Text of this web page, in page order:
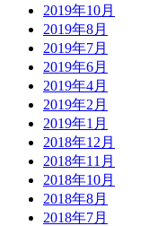
2019年10月
2019年8月
2019年7月
2019年6月
2019年4月
2019年2月
2019年1月
2018年12月
2018年11月
2018年10月
2018年8月
2018年7月